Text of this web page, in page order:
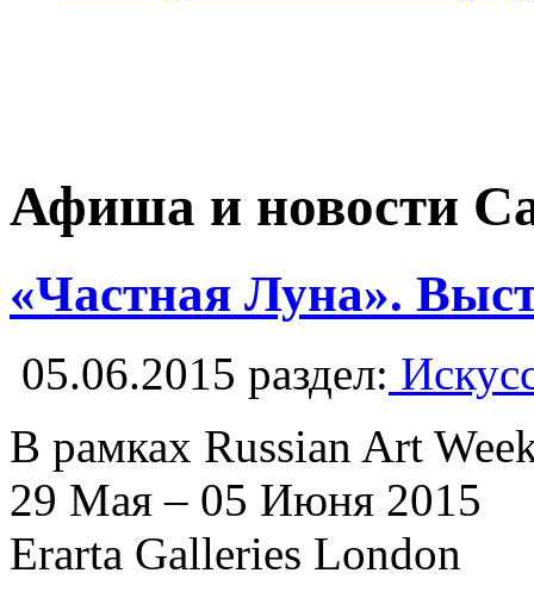
Афиша и новости
«Частная Луна».
05.06.2015 раздел:
В рамках Russian Art
29 Мая – 05 Июня 2015
Erarta Galleries London